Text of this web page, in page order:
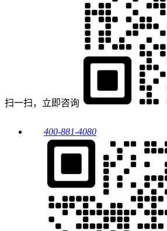
扫一扫，立即咨询
400-881-4080